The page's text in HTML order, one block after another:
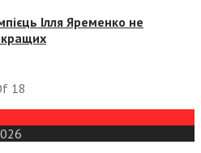
Ілля Яременко не
кращих
18